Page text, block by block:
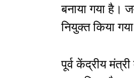
बनाया गया है।
नियुक्त किया
पूर्व केंद्रीय